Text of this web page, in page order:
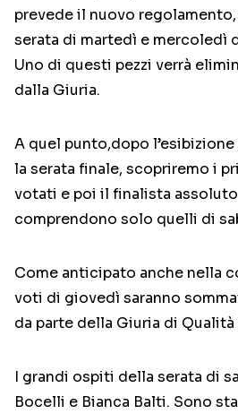
prevede il nuovo
serata di martedì e mercoledì
Uno di questi pezzi verrà
dalla Giuria.
A quel punto,dopo
la serata finale, scopriremo i
votati e poi il finalista
comprendono solo quelli di
Come anticipato anche nella
voti di giovedì saranno
da parte della Giuria di
I grandi ospiti della serata di
Bocelli e Bianca Balti. Sono